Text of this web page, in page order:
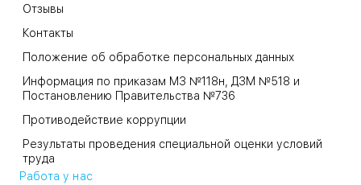
Отзывы
Контакты
Положение об обработке персональных данных
Информация по приказам МЗ №118н, ДЗМ №518 и
Постановлению Правительства №736
Противодействие коррупции
Результаты проведения специальной оценки условий
труда
Работа у нас